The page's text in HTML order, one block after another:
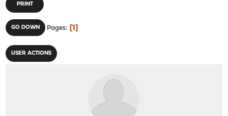
PRINT
GO DOWN Pages 1
USER ACTIONS